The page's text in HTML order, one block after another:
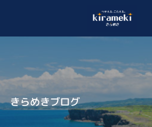
きらめきブログ